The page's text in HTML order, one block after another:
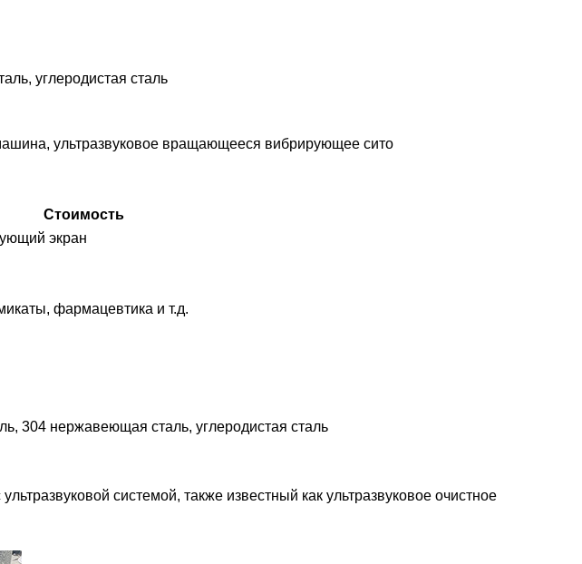
углеродистая сталь
ультразвуковое вращающееся вибрирующее сито
Стоимость
экран
фармацевтика и т.д.
304 нержавеющая сталь, углеродистая сталь
системой, также известный как ультразвуковое очистное